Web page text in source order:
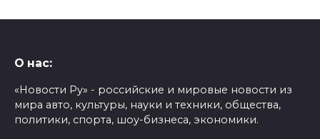
О нас:
«Новости Ру» - российские и мировые новости из
мира авто, культуры, науки и техники, общества,
политики, спорта, шоу-бизнеса, экономики.